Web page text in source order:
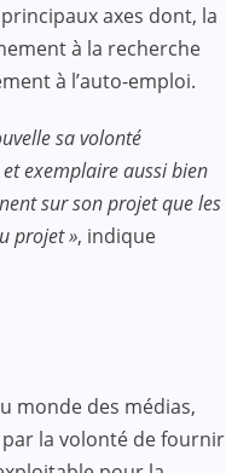
axes dont, la
à la recherche
à l’auto-emploi.
sa volonté
exemplaire aussi bien
sur son projet que les
projet », indique
monde des médias,
la volonté de fournir